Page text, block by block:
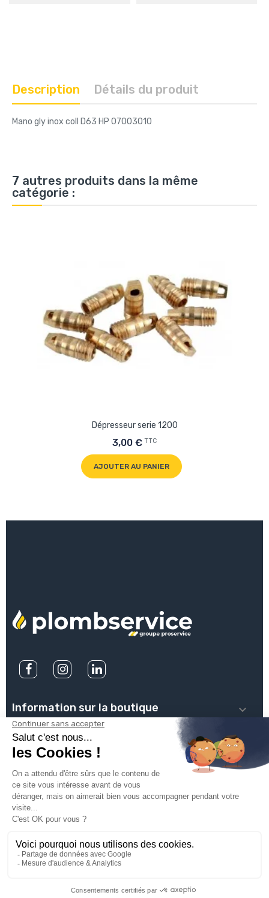
Description Détails du produit
Mano gly inox coll D63 HP 07003010
7 autres produits dans la même
catégorie :
Dépresseur serie 1200
3,00 € TTC
AJOUTER AU PANIER
Information sur la boutique 
PLOMBSERVICE 
INFOS PRATIQUES 
VOTRE COMPTE 
Groupe Proservice